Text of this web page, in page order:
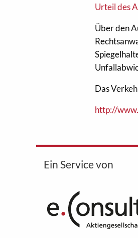
Urteil des
Über den
Das
http://
Ein Service von